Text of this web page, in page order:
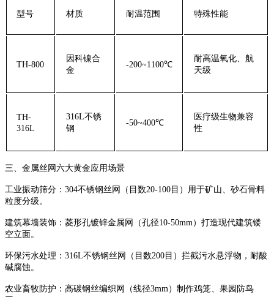
型号 材质 耐温范围 特殊性能
TH-800
因科镍合
金
-200~1100℃
耐高温氧化、航
天级
TH-
316L
316L不锈
钢
-50~400℃
医疗级生物兼容
性
三、金属丝网六大黄金应用场景
工业振动筛分 ： 304不锈钢丝网（目数20-100 目）用于矿山、砂石骨料
粒度分级。
建筑幕墙装饰 ：菱形孔镀锌金属网（孔径10-50mm）打造现代建筑镂
空立面。
环保污水处理 ： 316L不锈钢丝网（目数200 目）拦截污水悬浮物，耐酸
碱腐蚀。
农业畜牧防护 ：高碳钢丝编织网（线径3mm）制作鸡笼、果园防鸟